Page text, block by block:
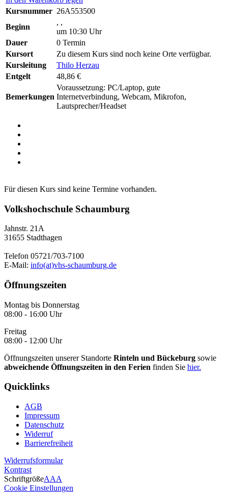
Kursnummer 26A553500
Beginn
, ,
um 10:30 Uhr
Dauer
0 Termin
Kursort
Zu diesem Kurs sind noch keine Orte verfügbar.
Kursleitung
Thilo Herzau
Entgelt
48,86 €
Bemerkungen
Voraussetzung: PC/Laptop, gute
Internetverbindung, Webcam, Mikrofon,
Lautsprecher/Headset
Für diesen Kurs sind keine Termine vorhanden.
Volkshochschule Schaumburg
Jahnstr. 21A
31655 Stadthagen
Telefon 05721/703-7100
E-Mail: info(at)vhs-schaumburg.de
Öffnungszeiten
Montag bis Donnerstag
08:00 - 16:00 Uhr
Freitag
08:00 - 12:00 Uhr
Öffnungszeiten unserer Standorte Rinteln und Bückeburg sowie
abweichende Öffnungszeiten in den Ferien finden Sie hier.
Quicklinks
AGB
Impressum
Datenschutz
Widerruf
Barrierefreiheit
Widerrufsformular
Kontrast
SchriftgrößeAAA
Cookie Einstellungen